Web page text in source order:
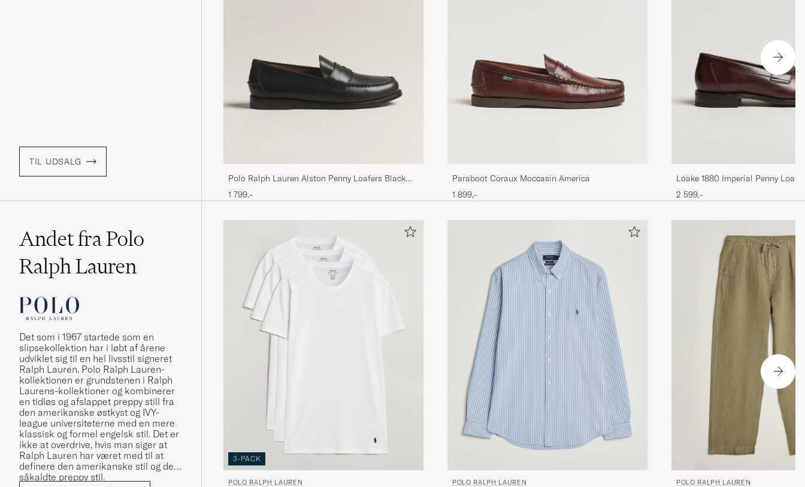
TIL UDSALG
Polo Ralph Lauren Alston Penny Loafers Black
Calf
1 799,-
Paraboot Coraux Moccasin America
1 899,-
Loake 1880 Imperial Penny
2 599,-
Andet fra Polo
Ralph Lauren
Det som i 1967 startede som en
slipsekollektion har i løbt af årene
udviklet sig til en hel livsstil signeret
Ralph Lauren. Polo Ralph Lauren-
kollektionen er grundstenen i Ralph
Laurens-kollektioner og kombinerer
en tidløs og afslappet preppy still fra
den amerikanske østkyst og IVY-
league universiteterne med en mere
klassisk og formel engelsk stil. Det er
ikke at overdrive, hvis man siger at
Ralph Lauren har været med til at
definere den amerikanske stil og den
såkaldte preppy stil.
3-PACK
POLO RALPH LAUREN POLO RALPH LAUREN POLO RALPH LAUREN